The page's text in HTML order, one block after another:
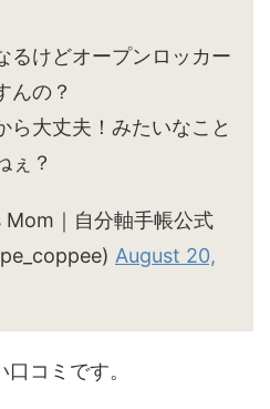
るけどオープンロッカー
んの？
ら大丈夫！みたいなこと
ぇ？
｜自分軸手帳公式
August 20,
コミです。